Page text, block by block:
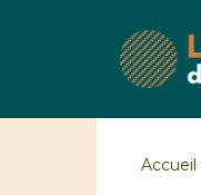
Accueil